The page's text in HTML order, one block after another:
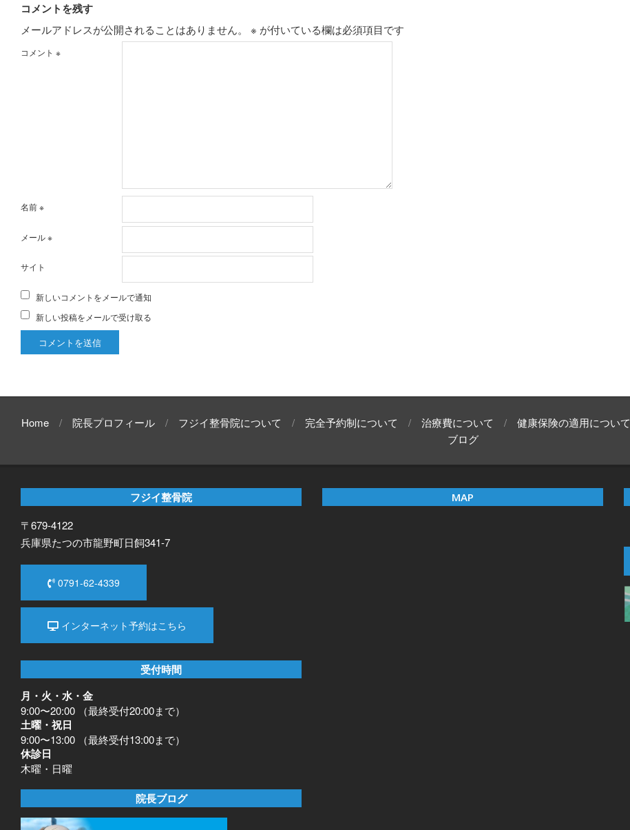
コメントを残す
メールアドレスが公開されることはありません。 ※ が付いている欄は必須項目です
コメント ※
名前※
メール※
サイト
新しいコメントをメールで通知
新しい投稿をメールで受け取る
Home 院長プロフィール フジイ整骨院について 完全予約制について 治療費について 健康保険の適用について
ブログ
フジイ整骨院
〒679-4122
兵庫県たつの市龍野町日飼341-7
0791-62-4339
インターネット予約はこちら
受付時間
月・火・水・金
9:00〜20:00 （最終受付20:00まで）
土曜・祝日
9:00〜13:00 （最終受付13:00まで）
休診日
木曜・日曜
院長ブログ
MAP